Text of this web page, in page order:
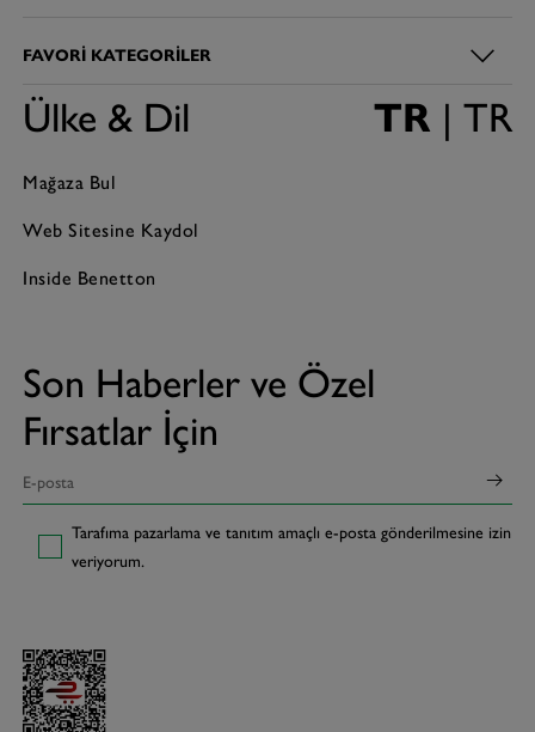
FAVORI KATEGORILER
Ülke & Dil TR | TR
Mağaza Bul
Web Sitesine Kaydol
Inside Benetton
Son Haberler ve Özel
Fırsatlar İçin
Tarafıma pazarlama ve tanıtım amaçlı e-posta gönderilmesine izin
veriyorum.